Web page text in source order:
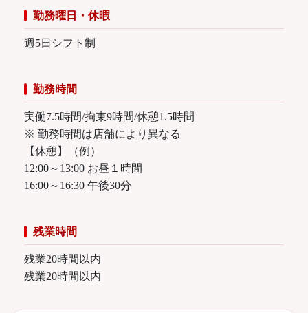
勤務曜日・休暇
週5日シフト制
勤務時間
実働7.5時間/拘束9時間/休憩1.5時間
※ 勤務時間は店舗により異なる
【休憩】（例）
12:00～13:00 お昼１時間
16:00～16:30 午後30分
残業時間
残業20時間以内
残業20時間以内